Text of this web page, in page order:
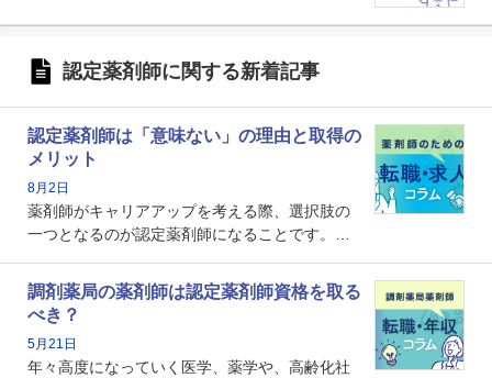
認定薬剤師に関する新着記事
認定薬剤師は「意味ない」の理由と取得の
メリット
8月2日
薬剤師がキャリアアップを考える際、選択肢の
一つとなるのが認定薬剤師になることです。し
という声を聞いたことがあるかもしれません。
本記事では、認定薬剤師が「意味ない」といわ
れる理由や、取得するメリット、年収・キャリ
アへの影響を解説します。
調剤薬局の薬剤師は認定薬剤師資格を取る
べき？
5月21日
年々高度になっていく医学、薬学や、高齢化社